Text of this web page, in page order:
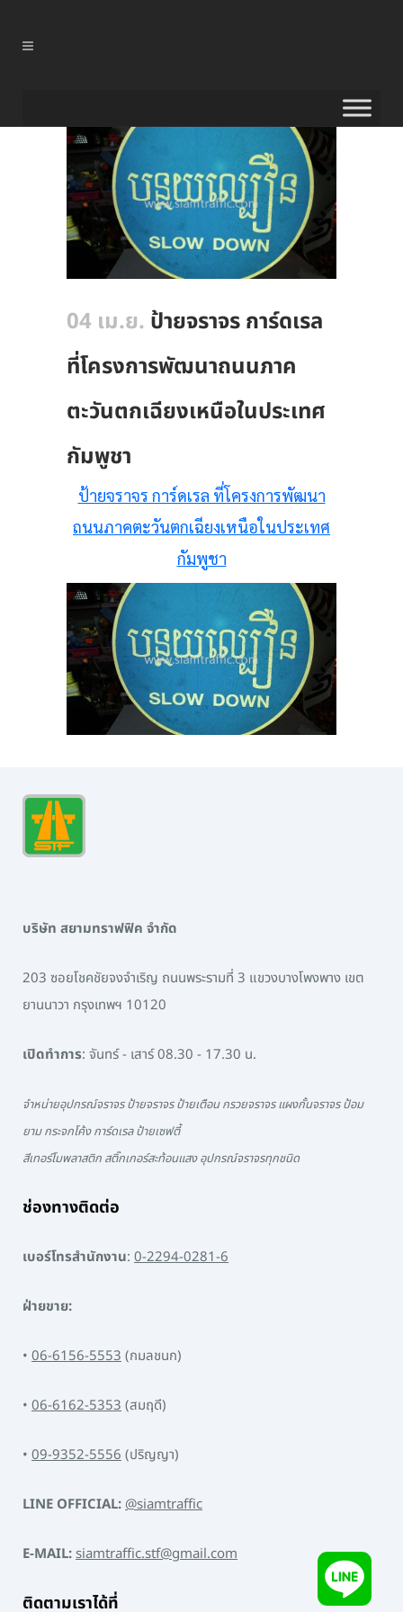
04 เม.ย. ป้ายจราจร การ์ดเรล
ที่โครงการพัฒนาถนนภาค
ตะวันตกเฉียงเหนือในประเทศ
กัมพูชา
ป้ายจราจร การ์ดเรล ที่โครงการพัฒนา
ถนนภาคตะวันตกเฉียงเหนือในประเทศ
กัมพูชา
บริษัท สยามทราฟฟิค จำกัด
203 ซอยโชคชัยจงจำเริญ ถนนพระรามที่ 3 แขวงบางโพงพาง เขต
ยานนาวา กรุงเทพฯ 10120
เปิดทำการ: จันทร์ - เสาร์ 08.30 - 17.30 น.
จำหน่ายอุปกรณ์จราจร ป้ายจราจร ป้ายเตือน กรวยจราจร แผงกั้นจราจร ป้อม
ยาม กระจกโค้ง การ์ดเรล ป้ายเซฟตี้
สีเทอร์โมพลาสติก สติ๊กเกอร์สะท้อนแสง อุปกรณ์จราจรทุกชนิด
ช่องทางติดต่อ
เบอร์โทรสำนักงาน: 0-2294-0281-6
ฝ่ายขาย:
• 06-6156-5553(กมลชนก)
• 06-6162-5353(สมฤดี)
• 09-9352-5556(ปริญญา)
LINE OFFICIAL:@siamtraffic
E-MAIL:siamtraffic.stf@gmail.com
ติดตามเราได้ที่